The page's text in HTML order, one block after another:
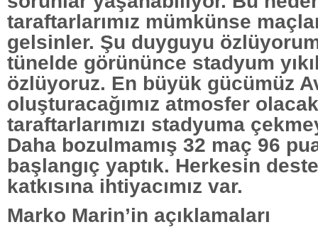
taraftarlarımız mümkünse
gelsinler. Şu duyguyu
tünelde görününce stadyum
özlüyoruz. En büyük gücümüz
oluşturacağımız atmosfer
taraftarlarımızı stadyuma
Daha bozulmamış 32 maç 96
başlangıç yaptık. Herkesin
katkısına ihtiyacımız var.
Marko Marin’in açıklamaları